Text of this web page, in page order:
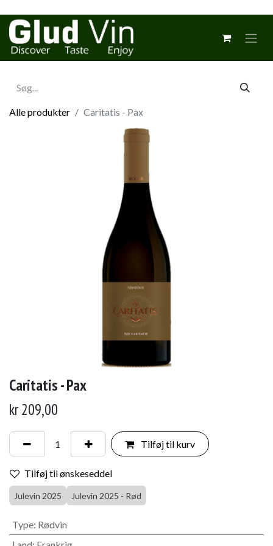
Alle produkter Caritatis - Pax
Caritatis - Pax
kr209,00
Tilføj til kurv
Tilføj til ønskeseddel
Julevin 2025 Julevin 2025 - Rød
Type: Rødvin